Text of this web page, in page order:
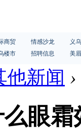
商贸 情感沙龙
义
楼市 招聘信息 美
他新闻 ›
眼